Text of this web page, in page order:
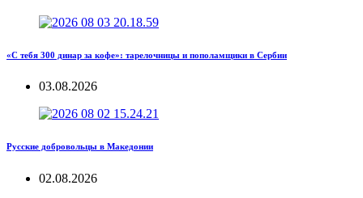
«С тебя 300 динар за кофе»: тарелочницы и пополамщики в Сербии
03.08.2026
Русские добровольцы в Македонии
02.08.2026